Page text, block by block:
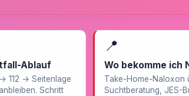
Ablauf
112 → Seitenlage
Schritt
📍
Wo bekomme ich
Take-Home-Naloxon
Suchtberatung, JES-